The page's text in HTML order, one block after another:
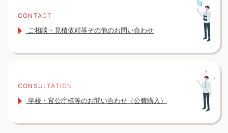
CONTACT
ご相談・見積依頼等その他のお問い合わせ
CONSULTATION
学校・官公庁様等のお問い合わせ（公費購入）